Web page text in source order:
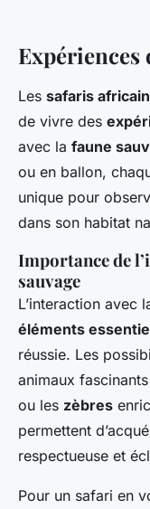
Expériences
Les safaris
de vivre des
avec la faune
ou en ballon,
unique pour
dans son habitat
Importance de
sauvage
L’interaction avec
éléments
réussie. Les
animaux
ou les zèbres
permettent
respectueuse et
Pour un safari en